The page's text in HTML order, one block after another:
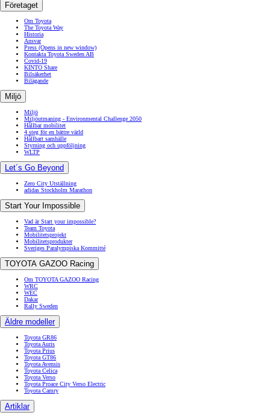
Företaget
Om Toyota
The Toyota Way
Historia
Ansvar
Press (Opens in new window)
Kontakta Toyota Sweden AB
Covid-19
KINTO Share
Bilsäkerhet
Bilägande
Miljö
Miljö
Miljöutmaning - Environmental Challenge 2050
Hållbar mobilitet
4 steg för en bättre värld
Hållbart samhälle
Styrning och uppföljning
WLTP
Let´s Go Beyond
Zero City Utställning
adidas Stockholm Marathon
Start Your Impossible
Vad är Start your impossible?
Team Toyota
Mobilitetsprojekt
Mobilitetsprodukter
Sveriges Paralympiska Kommitté
TOYOTA GAZOO Racing
Om TOYOTA GAZOO Racing
WRC
WEC
Dakar
Rally Sweden
Äldre modeller
Toyota GR86
Toyota Auris
Toyota Prius
Toyota GT86
Toyota Avensis
Toyota Celica
Toyota Verso
Toyota Proace City Verso Electric
Toyota Camry
Artiklar